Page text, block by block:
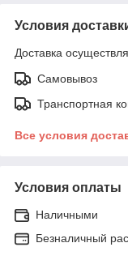
Условия
Доставка
Самовывоз
Транспортная
Все условия
Условия оплаты
Наличными
Безналичный